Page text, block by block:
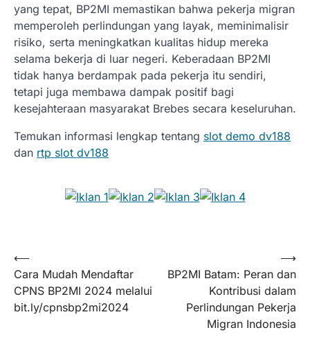
yang tepat, BP2MI memastikan bahwa pekerja migran
memperoleh perlindungan yang layak, meminimalisir
risiko, serta meningkatkan kualitas hidup mereka
selama bekerja di luar negeri. Keberadaan BP2MI
tidak hanya berdampak pada pekerja itu sendiri,
tetapi juga membawa dampak positif bagi
kesejahteraan masyarakat Brebes secara keseluruhan.
Temukan informasi lengkap tentang slot demo dv188
dan rtp slot dv188
Post
navigation
⟵
Cara Mudah Mendaftar
CPNS BP2MI 2024 melalui
bit.ly/cpnsbp2mi2024
BP2MI Batam: Peran dan
Kontribusi dalam
Perlindungan Pekerja
Migran Indonesia
⟶